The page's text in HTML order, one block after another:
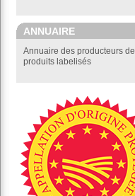
ANNUAIRE
Annuaire des producteurs de
produits labelisés